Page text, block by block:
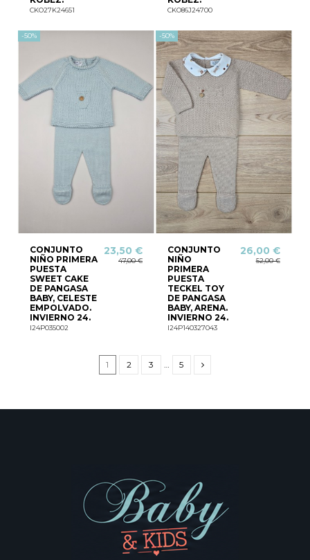
CKO27K24651 CKO86J24700
-50%
CONJUNTO
NIÑO PRIMERA
PUESTA
SWEET CAKE
DE PANGASA
BABY, CELESTE
EMPOLVADO.
INVIERNO 24.
I24P035002
23,50 €
47,00 €
-50%
CONJUNTO
NIÑO
PRIMERA
PUESTA
TECKEL TOY
DE PANGASA
BABY, ARENA.
INVIERNO 24.
I24P140327043
26,00 €
52,00 €
1 2 3 … 5